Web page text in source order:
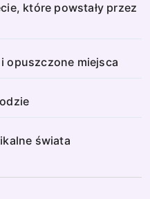
które powstały przez
opuszczone miejsca
świata